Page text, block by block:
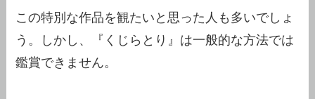
この特別な作品を観たいと思った人も多いでしょ
う。しかし、『くじらとり』は一般的な方法では
鑑賞できません。